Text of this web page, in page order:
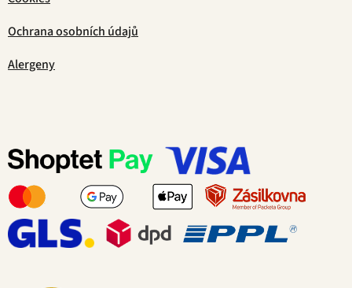
Ochrana osobních údajů
Alergeny